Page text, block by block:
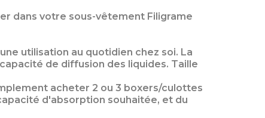
dans votre sous-vêtement Filigrame
utilisation au quotidien chez soi. La
de diffusion des liquides. Taille
acheter 2 ou 3 boxers/culottes
d'absorption souhaitée, et du